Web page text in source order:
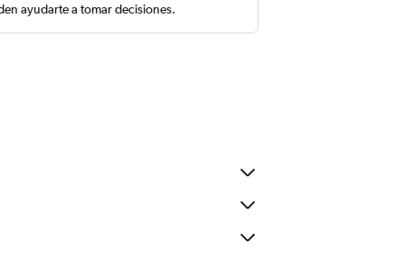
ayudarte a tomar decisiones.